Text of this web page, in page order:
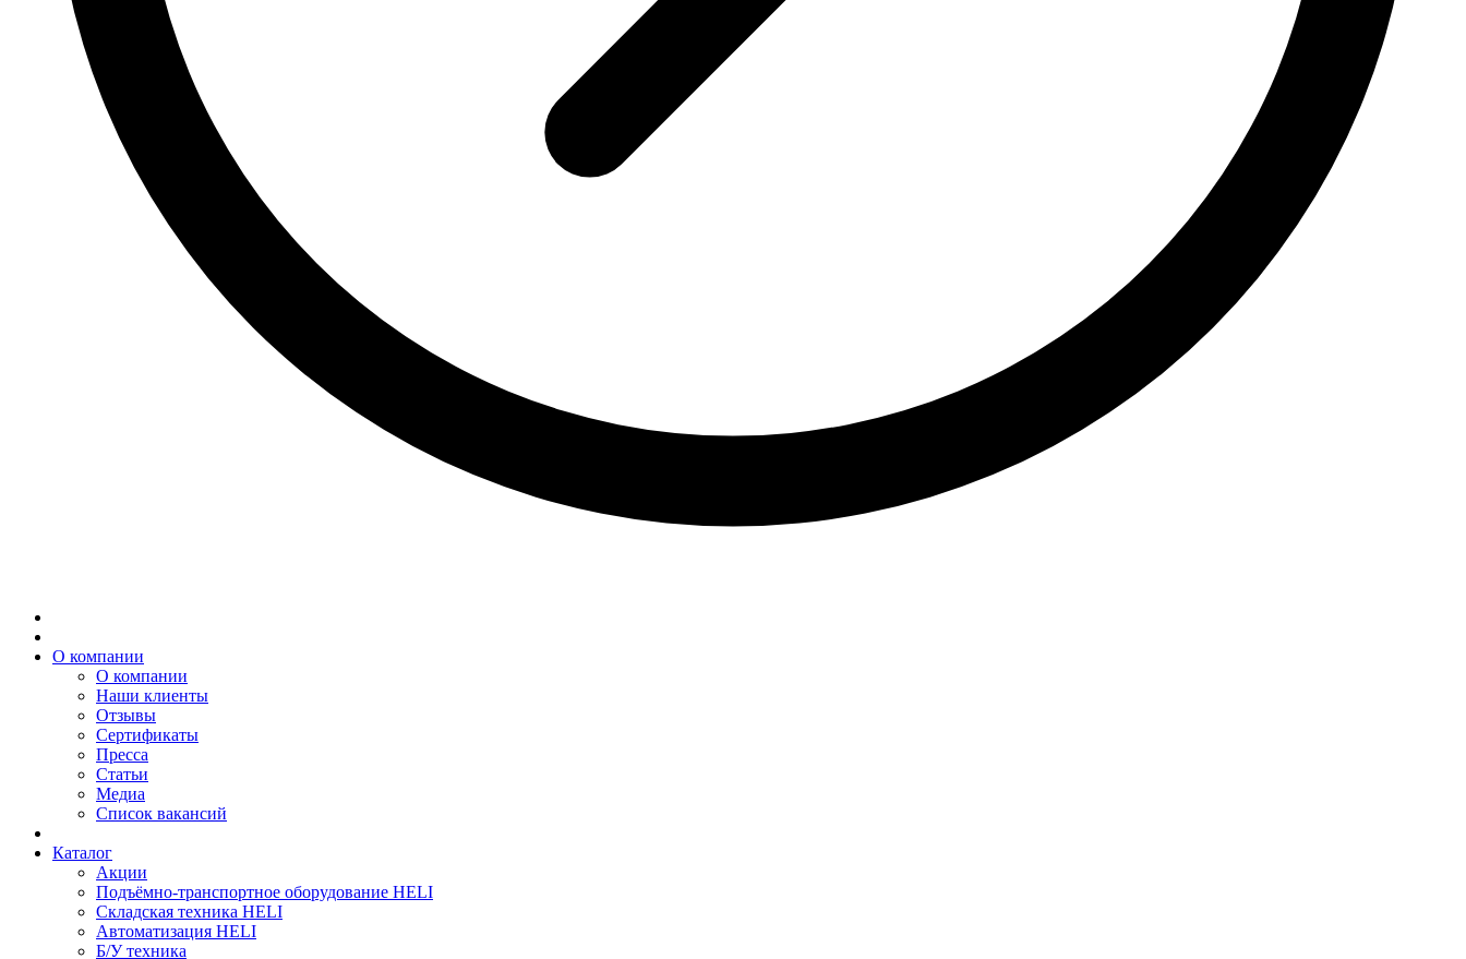
О компании
О компании
Наши клиенты
Отзывы
Сертификаты
Пресса
Статьи
Медиа
Список вакансий
Каталог
Акции
Подъёмно-транспортное оборудование HELI
Складская техника HELI
Автоматизация HELI
Б/У техника